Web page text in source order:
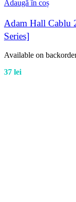
Adaugă în coș
Adam Hall Cablu
Series]
Available on
37 lei